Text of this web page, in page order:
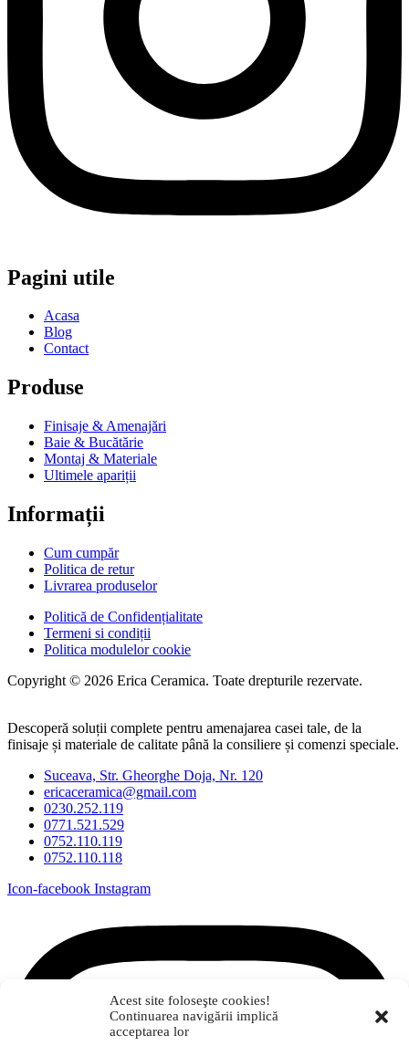
Acest site foloseşte cookies!
Continuarea navigării implică
acceptarea lor
Pagini utile
Acasa
Blog
Contact
Produse
Finisaje & Amenajări
Baie & Bucătărie
Montaj & Materiale
Ultimele apariții
Informații
Cum cumpăr
Politica de retur
Livrarea produselor
Politică de Confidențialitate
Termeni si condiții
Politica modulelor cookie
Copyright © 2026 Erica Ceramica. Toate drepturile rezervate.
Descoperă soluții complete pentru amenajarea casei tale, de la
finisaje și materiale de calitate până la consiliere și comenzi speciale.
Suceava, Str. Gheorghe Doja, Nr. 120
ericaceramica@gmail.com
0230.252.119
0771.521.529
0752.110.119
0752.110.118
Icon-facebook Instagram